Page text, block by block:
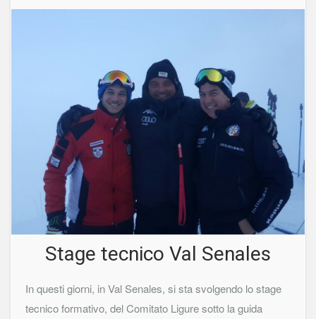
Stage tecnico Val Senales
In questi giorni, in Val Senales, si sta svolgendo lo stage
tecnico formativo, del Comitato Ligure sotto la guida